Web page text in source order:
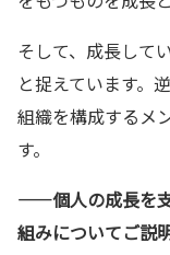
そして、成長して
と捉えています。
組織を構成するメ
す。
——個人の成長を
組みについてご説